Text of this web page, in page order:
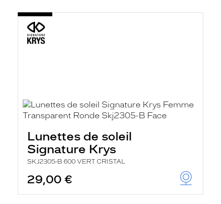
Lunettes de soleil
Signature Krys
SKJ2305-B 600 VERT CRISTAL
29,00 €